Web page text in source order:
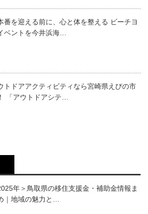
番を迎える前に、心と体を整える ビーチヨ
ベントを今井浜海…
トドアアクティビティなら宮崎県えびの市
「アウトドアシテ…
年＞鳥取県の移住支援金・補助金情報ま
｜地域の魅力と…